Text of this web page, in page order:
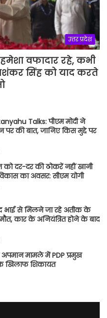
उत्तर प्रदेश
वफादार रहे, कभी
सिंह को याद करते
Talks: पीएम मोदी ने
पर की बात, जानिए किस मुद्दे पर
दर-दर की ठोकरें नहीं खानी
का अवसर: सीएम योगी
भाई से मिलने जा रहे अतीक के
कार के अनियंत्रित होने के बाद
अपमान मामले में PDP प्रमुख
खिलाफ शिकायत